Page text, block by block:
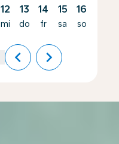
12
mi
13
do
14
fr
15
sa
16
so
chevron_left chevron_right